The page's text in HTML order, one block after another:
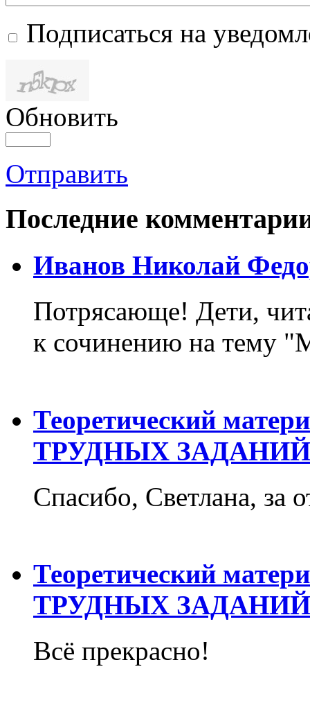
Подписаться на
Обновить
Отправить
Последние
Иванов Николай
Потрясающе! Дети,
к сочинению на тему
Теоретический
ТРУДНЫХ
Спасибо, Светлана, за
Теоретический
ТРУДНЫХ
Всё прекрасно!